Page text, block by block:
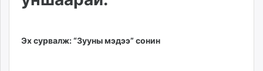
Эх сурвалж: “Зууны мэдээ” сонин